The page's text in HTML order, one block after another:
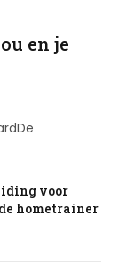
en je
voor
hometrainer